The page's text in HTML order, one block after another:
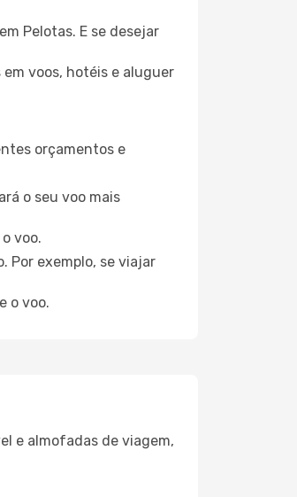
em Pelotas. E se desejar
voos, hotéis e aluguer
orçamentos e
o seu voo mais
voo.
Por exemplo, se viajar
o voo.
e almofadas de viagem,